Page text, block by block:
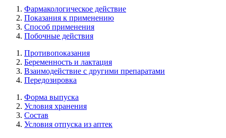
Фармакологическое действие
Показания к применению
Способ применения
Побочные действия
Противопоказания
Беременность и лактация
Взаимодействие с другими препаратами
Передозировка
Форма выпуска
Условия хранения
Состав
Условия отпуска из аптек